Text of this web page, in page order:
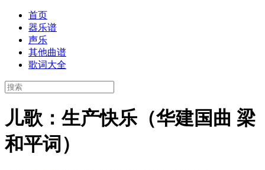
首页
器乐谱
声乐
其他曲谱
歌词大全
儿歌：生产快乐（华建国曲 梁
和平词）